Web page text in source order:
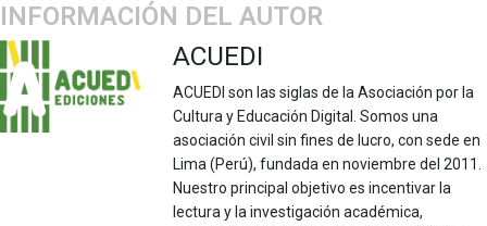
INFORMACIÓN DEL AUTOR
ACUEDI
ACUEDI son las siglas de la Asociación por la
Cultura y Educación Digital. Somos una
asociación civil sin fines de lucro, con sede en
Lima (Perú), fundada en noviembre del 2011.
Nuestro principal objetivo es incentivar la
lectura y la investigación académica,